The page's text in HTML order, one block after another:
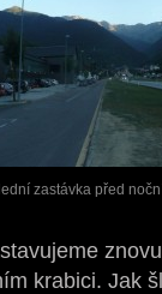
zastávka před
krabici. Jak